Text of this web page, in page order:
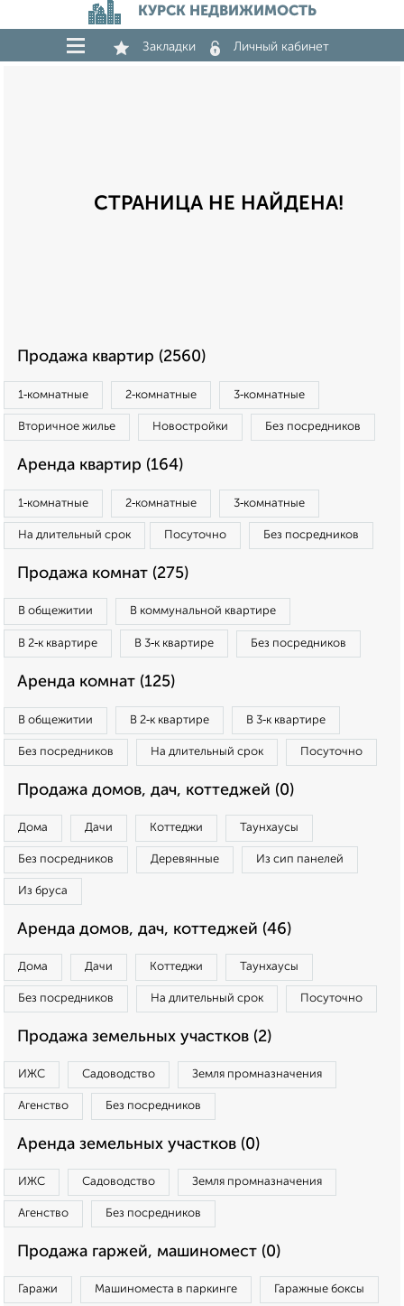
КУРСК НЕДВИЖИМОСТЬ
Закладки Личный кабинет
СТРАНИЦА НЕ НАЙДЕНА!
Продажа квартир (2560)
1‑комнатные 2‑комнатные 3‑комнатные
Вторичное жилье Новостройки Без посредников
Аренда квартир (164)
1‑комнатные 2‑комнатные 3‑комнатные
На длительный срок Посуточно Без посредников
Продажа комнат (275)
В общежитии В коммунальной квартире
В 2‑к квартире В 3‑к квартире Без посредников
Аренда комнат (125)
В общежитии В 2‑к квартире В 3‑к квартире
Без посредников На длительный срок Посуточно
Продажа домов, дач, коттеджей (0)
Дома Дачи Коттеджи Таунхаусы
Без посредников Деревянные Из сип панелей
Из бруса
Аренда домов, дач, коттеджей (46)
Дома Дачи Коттеджи Таунхаусы
Без посредников На длительный срок Посуточно
Продажа земельных участков (2)
ИЖС Садоводство Земля промназначения
Агенство Без посредников
Аренда земельных участков (0)
ИЖС Садоводство Земля промназначения
Агенство Без посредников
Продажа гаржей, машиномест (0)
Гаражи Машиноместа в паркинге Гаражные боксы